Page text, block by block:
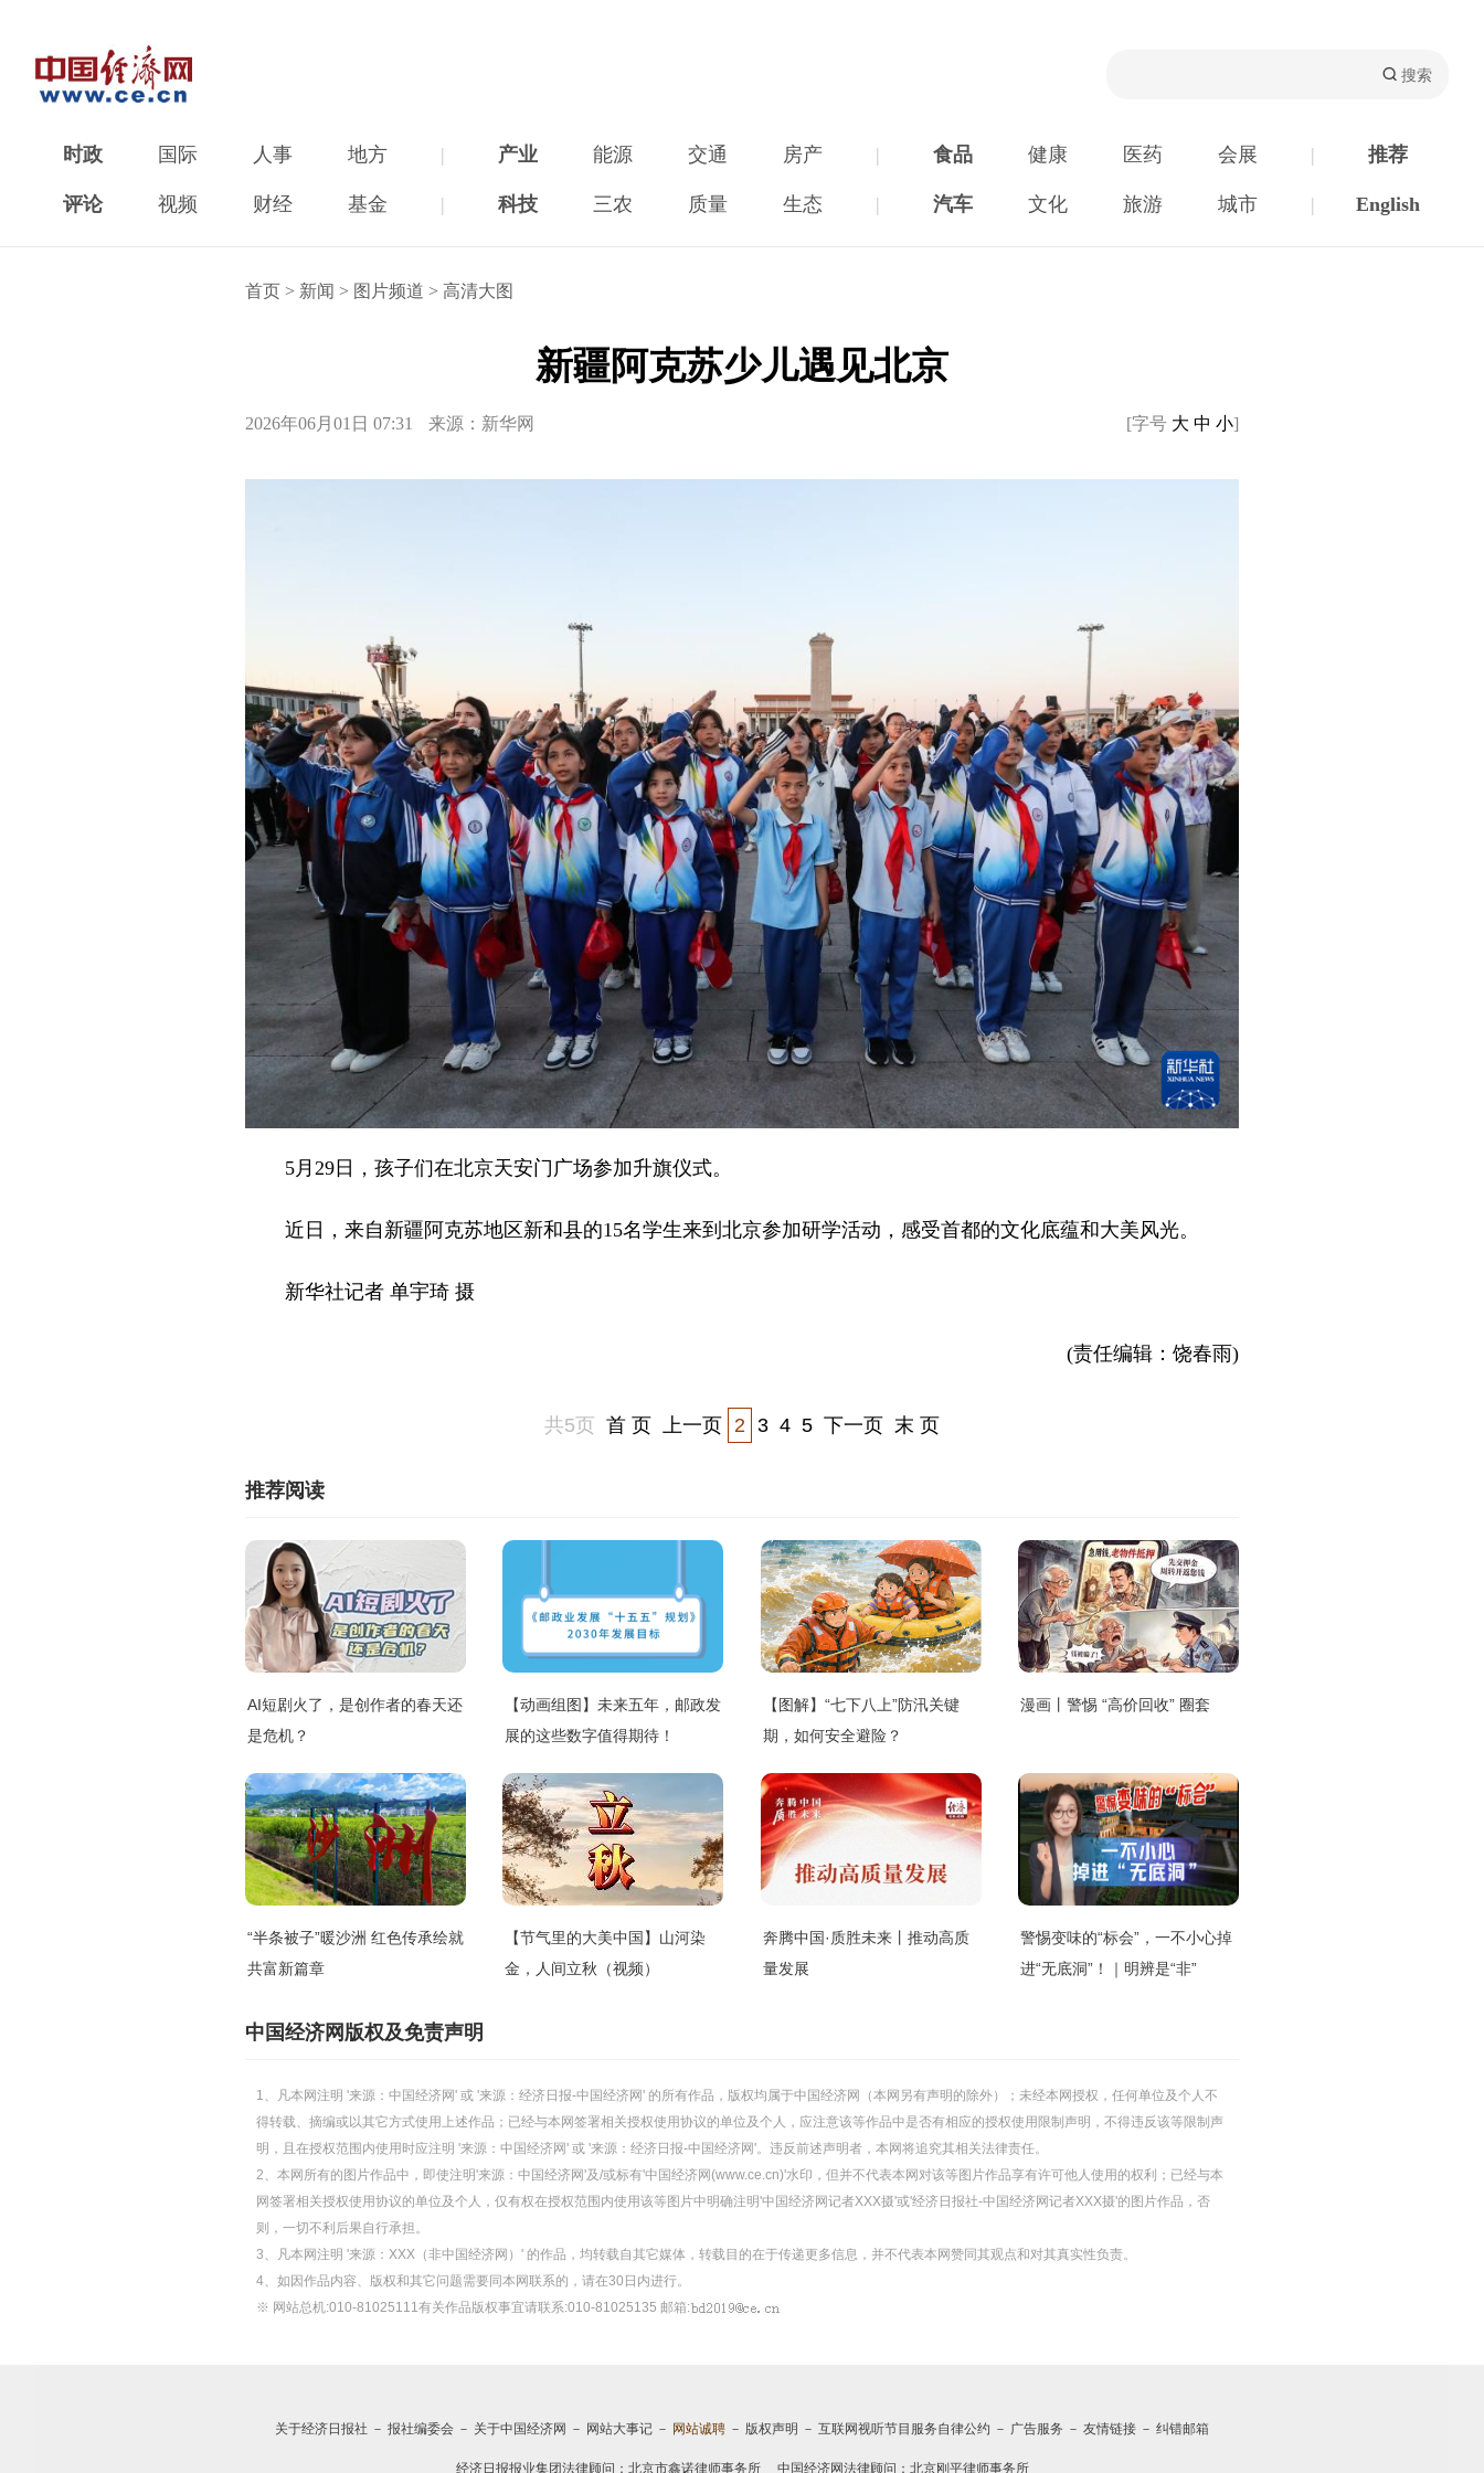
时政 国际 人事 地方 | 产业 能源 交通 房产 | 食品 健康 医药 会展 | 推荐
评论 视频 财经 基金 | 科技 三农 质量 生态 | 汽车 文化 旅游 城市 | English
首页 > 新闻 > 图片频道 > 高清大图
新疆阿克苏少儿遇见北京
2026年06月01日 07:31 来源：新华网 [字号 大 中 小]
5月29日，孩子们在北京天安门广场参加升旗仪式。
近日，来自新疆阿克苏地区新和县的15名学生来到北京参加研学活动，感受首都的文化底蕴和大美风光。
新华社记者 单宇琦 摄
(责任编辑：饶春雨)
共5页 首 页 上一页 2 3 4 5 下一页 末 页
推荐阅读
AI短剧火了，是创作者的春天还
是危机？
【动画组图】未来五年，邮政发
展的这些数字值得期待！
【图解】“七下八上”防汛关键
期，如何安全避险？
漫画丨警惕 “高价回收” 圈套
“半条被子”暖沙洲 红色传承绘就
共富新篇章
【节气里的大美中国】山河染
金，人间立秋（视频）
奔腾中国·质胜未来丨推动高质
量发展
警惕变味的“标会”，一不小心掉
进“无底洞”！｜明辨是“非”
中国经济网版权及免责声明
1、凡本网注明 '来源：中国经济网' 或 '来源：经济日报-中国经济网' 的所有作品，版权均属于中国经济网（本网另有声明的除外）；未经本网授权，任何单位及个人不
得转载、摘编或以其它方式使用上述作品；已经与本网签署相关授权使用协议的单位及个人，应注意该等作品中是否有相应的授权使用限制声明，不得违反该等限制声
明，且在授权范围内使用时应注明 '来源：中国经济网' 或 '来源：经济日报-中国经济网'。违反前述声明者，本网将追究其相关法律责任。
2、本网所有的图片作品中，即使注明'来源：中国经济网'及/或标有'中国经济网(www.ce.cn)'水印，但并不代表本网对该等图片作品享有许可他人使用的权利；已经与本
网签署相关授权使用协议的单位及个人，仅有权在授权范围内使用该等图片中明确注明'中国经济网记者XXX摄'或'经济日报社-中国经济网记者XXX摄'的图片作品，否
则，一切不利后果自行承担。
3、凡本网注明 '来源：XXX（非中国经济网）' 的作品，均转载自其它媒体，转载目的在于传递更多信息，并不代表本网赞同其观点和对其真实性负责。
4、如因作品内容、版权和其它问题需要同本网联系的，请在30日内进行。
※ 网站总机:010-81025111有关作品版权事宜请联系:010-81025135 邮箱:
关于经济日报社 － 报社编委会 － 关于中国经济网 － 网站大事记 － 网站诚聘 － 版权声明 － 互联网视听节目服务自律公约 － 广告服务 － 友情链接 － 纠错邮箱
经济日报报业集团法律顾问： 北京市鑫诺律师事务所中国经济网法律顾问：北京刚平律师事务所